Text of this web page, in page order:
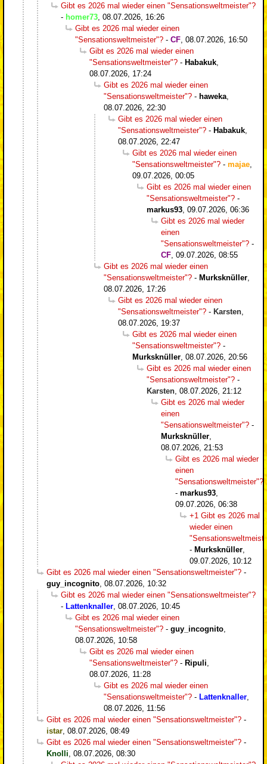
Gibt es 2026 mal wieder einen "Sensationsweltmeister"?
- homer73 08.07.2026, 16:26
Gibt es 2026 mal wieder einen
"Sensationsweltmeister"? - CF 08.07.2026, 16:50
Gibt es 2026 mal wieder einen
"Sensationsweltmeister"? - Habakuk
08.07.2026, 17:24
Gibt es 2026 mal wieder einen
"Sensationsweltmeister"? - haweka
08.07.2026, 22:30
Gibt es 2026 mal wieder einen
"Sensationsweltmeister"? - Habakuk
08.07.2026, 22:47
Gibt es 2026 mal wieder einen
"Sensationsweltmeister"? - majae
09.07.2026, 00:05
Gibt es 2026 mal wieder einen
"Sensationsweltmeister"? -
markus93 09.07.2026, 06:36
Gibt es 2026 mal wieder
einen
"Sensationsweltmeister"? -
CF 09.07.2026, 08:55
Gibt es 2026 mal wieder einen
"Sensationsweltmeister"? - Murksknüller
08.07.2026, 17:26
Gibt es 2026 mal wieder einen
"Sensationsweltmeister"? - Karsten
08.07.2026, 19:37
Gibt es 2026 mal wieder einen
"Sensationsweltmeister"? -
Murksknüller 08.07.2026, 20:56
Gibt es 2026 mal wieder einen
"Sensationsweltmeister"? -
Karsten 08.07.2026, 21:12
Gibt es 2026 mal wieder
einen
"Sensationsweltmeister"? -
Murksknüller
08.07.2026, 21:53
Gibt es 2026 mal wieder
einen
"Sensationsweltmeister"?
- markus93
09.07.2026, 06:38
+1 Gibt es 2026 mal
wieder einen
- Murksknüller
09.07.2026, 10:12
Gibt es 2026 mal wieder einen "Sensationsweltmeister"? -
guy_incognito 08.07.2026, 10:32
Gibt es 2026 mal wieder einen "Sensationsweltmeister"?
- Lattenknaller 08.07.2026, 10:45
Gibt es 2026 mal wieder einen
"Sensationsweltmeister"? - guy_incognito
08.07.2026, 10:58
Gibt es 2026 mal wieder einen
"Sensationsweltmeister"? - Ripuli
08.07.2026, 11:28
Gibt es 2026 mal wieder einen
"Sensationsweltmeister"? - Lattenknaller
08.07.2026, 11:56
Gibt es 2026 mal wieder einen "Sensationsweltmeister"? -
istar 08.07.2026, 08:49
Gibt es 2026 mal wieder einen "Sensationsweltmeister"? -
Knolli 08.07.2026, 08:30